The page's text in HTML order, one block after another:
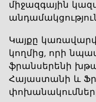
միջազգային
Կայքը
կողմից, որի
ֆրանսերենի
Հայաստանի և